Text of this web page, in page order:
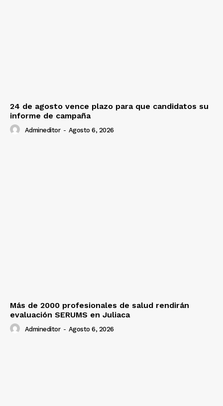
24 de agosto vence plazo para que candidatos su
informe de campaña
Admineditor - Agosto 6, 2026
Más de 2000 profesionales de salud rendirán
evaluación SERUMS en Juliaca
Admineditor - Agosto 6, 2026